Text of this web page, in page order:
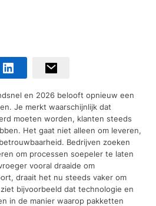
en 2026 belooft opnieuw een
Je merkt waarschijnlijk dat
moeten worden, klanten steeds
Het gaat niet alleen om leveren,
Bedrijven zoeken
om processen soepeler te laten
vooral draaide om
draait het nu steeds vaker om
bijvoorbeeld dat technologie en
in de manier waarop pakketten